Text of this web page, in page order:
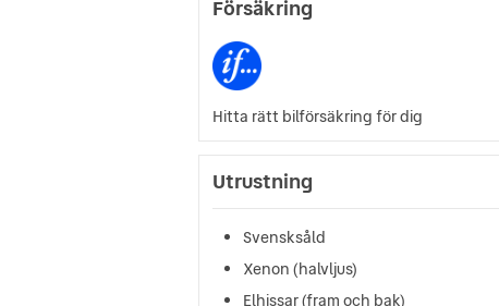
Försäkring
Hitta rätt bilförsäkring för dig
Utrustning
Svensksåld
Xenon (halvljus)
Elhissar (fram och bak)